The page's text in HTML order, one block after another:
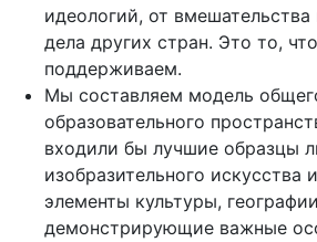
идеологий, от
дела других стран. Это то,
поддерживаем.
Мы составляем модель
образовательного
входили бы лучшие образцы
изобразительного искусства
элементы культуры,
демонстрирующие важные